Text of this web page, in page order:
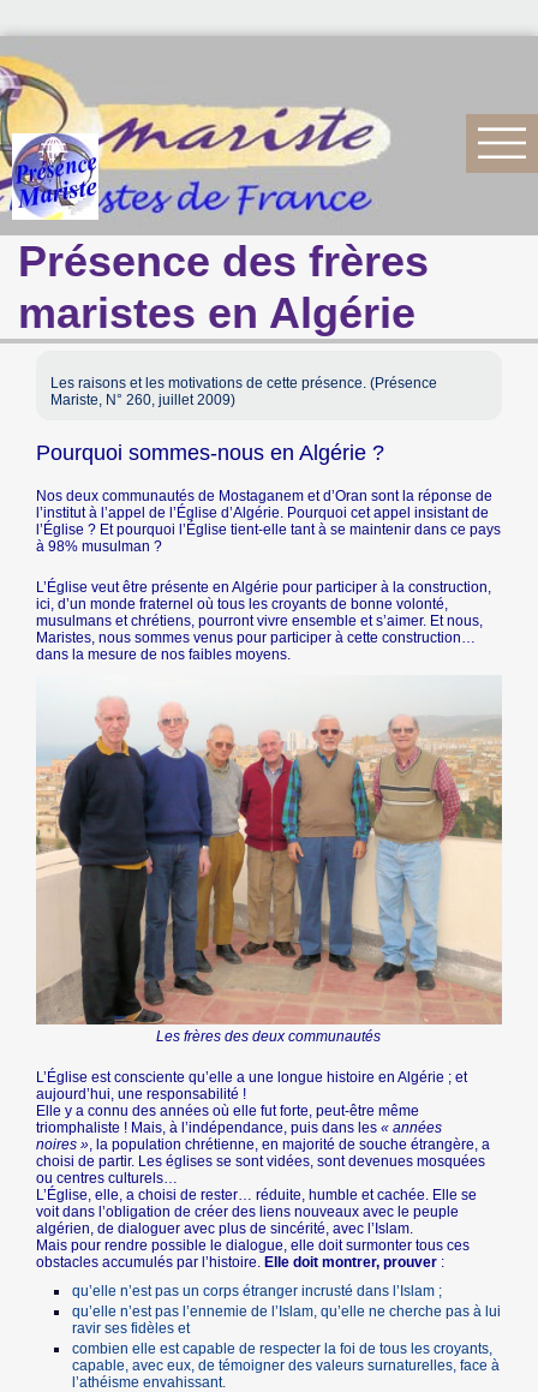
Présence des frères
maristes en Algérie
Les raisons et les motivations de cette présence. (Présence
Mariste, N° 260, juillet 2009)
Pourquoi sommes-nous en Algérie ?
Nos deux communautés de Mostaganem et d’Oran sont la réponse de
l’institut à l’appel de l’Église d’Algérie. Pourquoi cet appel insistant de
l’Église ? Et pourquoi l’Église tient-elle tant à se maintenir dans ce pays
à 98% musulman ?
L’Église veut être présente en Algérie pour participer à la construction,
ici, d’un monde fraternel où tous les croyants de bonne volonté,
musulmans et chrétiens, pourront vivre ensemble et s’aimer. Et nous,
Maristes, nous sommes venus pour participer à cette construction…
dans la mesure de nos faibles moyens.
Les frères des deux communautés
L’Église est consciente qu’elle a une longue histoire en Algérie ; et
aujourd’hui, une responsabilité !
Elle y a connu des années où elle fut forte, peut-être même
triomphaliste ! Mais, à l’indépendance, puis dans les« années
noires », la population chrétienne, en majorité de souche étrangère, a
choisi de partir. Les églises se sont vidées, sont devenues mosquées
ou centres culturels…
L’Église, elle, a choisi de rester… réduite, humble et cachée. Elle se
voit dans l’obligation de créer des liens nouveaux avec le peuple
algérien, de dialoguer avec plus de sincérité, avec l’Islam.
Mais pour rendre possible le dialogue, elle doit surmonter tous ces
obstacles accumulés par l’histoire. Elle doit montrer, prouver :
qu’elle n’est pas un corps étranger incrusté dans l’Islam ;
qu’elle n’est pas l’ennemie de l’Islam, qu’elle ne cherche pas à lui
ravir ses fidèles et
combien elle est capable de respecter la foi de tous les croyants,
capable, avec eux, de témoigner des valeurs surnaturelles, face à
l’athéisme envahissant.